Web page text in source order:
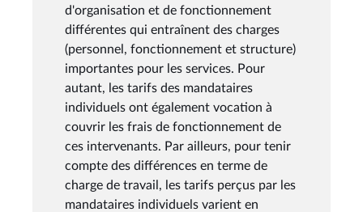
d'organisation et de fonctionnement
différentes qui entraînent des charges
(personnel, fonctionnement et structure)
importantes pour les services. Pour
autant, les tarifs des mandataires
individuels ont également vocation à
couvrir les frais de fonctionnement de
ces intervenants. Par ailleurs, pour tenir
compte des différences en terme de
charge de travail, les tarifs perçus par les
mandataires individuels varient en